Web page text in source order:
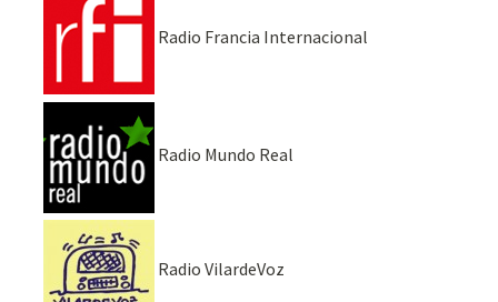
Radio Francia Internacional
Radio Mundo Real
Radio VilardeVoz